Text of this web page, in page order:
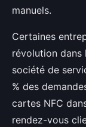
manuels.
Certaines
révolution dans
société de
% des
cartes NFC
rendez-vous